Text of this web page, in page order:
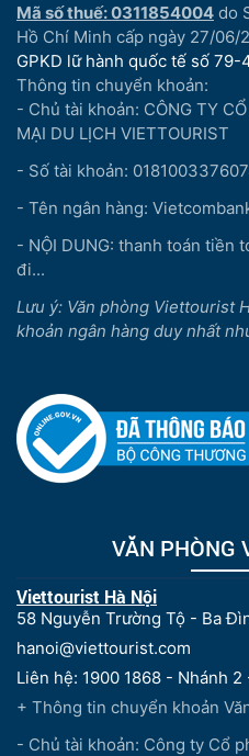
Mã số thuế: 0311854004 do
Hồ Chí Minh cấp ngày 27/06/
GPKD lữ hành quốc tế số
Thông tin chuyển khoản:
- Chủ tài khoản: CÔNG TY
MẠI DU LỊCH VIETTOURIST
- Số tài khoản:
- Tên ngân hàng:
- NỘI DUNG: thanh toán tiền
đi...
Lưu ý: Văn phòng Viettourist
khoản ngân hàng duy nhất
VĂN PHÒNG
Viettourist Hà Nội
58 Nguyễn Trường Tộ - Ba
hanoi@viettourist.com
Liên hệ: 1900 1868 - Nhánh
+ Thông tin chuyển khoản
- Chủ tài khoản: Công ty Cổ